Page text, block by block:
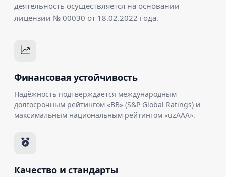
деятельность осуществляется на основании
лицензии № 00030 от 18.02.2022 года.
Финансовая устойчивость
Надёжность подтверждается международным
долгосрочным рейтингом «BB» (S&P Global Ratings) и
максимальным национальным рейтингом «uzAAA».
Качество и стандарты